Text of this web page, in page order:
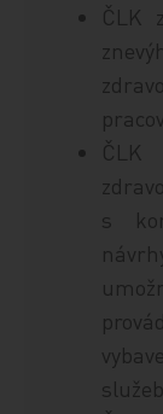
ČLK
s
služeb.